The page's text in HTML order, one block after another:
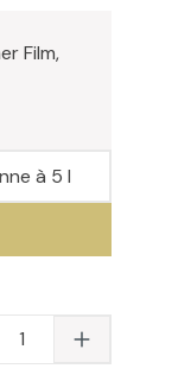
Film,
à 5 l
Anzahl: